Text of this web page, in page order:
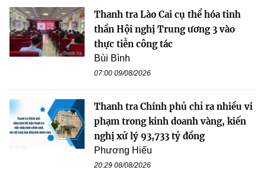
Thanh tra Lào Cai cụ thể hóa tinh
thần Hội nghị Trung ương 3 vào
thực tiễn công tác
Bùi Bình
07:00 09/08/2026
Thanh tra Chính phủ chỉ ra nhiều vi
phạm trong kinh doanh vàng, kiến
nghị xử lý 93,733 tỷ đồng
Phương Hiếu
20:29 08/08/2026